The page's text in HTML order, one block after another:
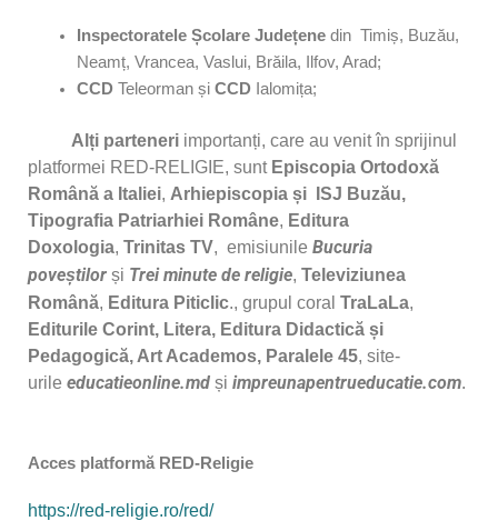
Inspectoratele Școlare Județenedin Timiș, Buzău,
Neamț, Vrancea, Vaslui, Brăila, Ilfov, Arad;
CCDTeleorman și CCDIalomița;
Alți parteneri importanți, care au venit în sprijinul
platformei RED-RELIGIE, sunt Episcopia Ortodoxă
Română a Italiei, Arhiepiscopia și ISJ Buzău,
Tipografia Patriarhiei Române, Editura
Doxologia, Trinitas TV, emisiunile Bucuria
poveștilor și Trei minute de religie, Televiziunea
Română, Editura Piticlic., grupul coral TraLaLa,
Editurile Corint, Litera, Editura Didactică și
Pedagogică, Art Academos, Paralele 45, site-
urile educatieonline.md și impreunapentrueducatie.com.
Acces platformă RED-Religie
https://red-religie.ro/red/